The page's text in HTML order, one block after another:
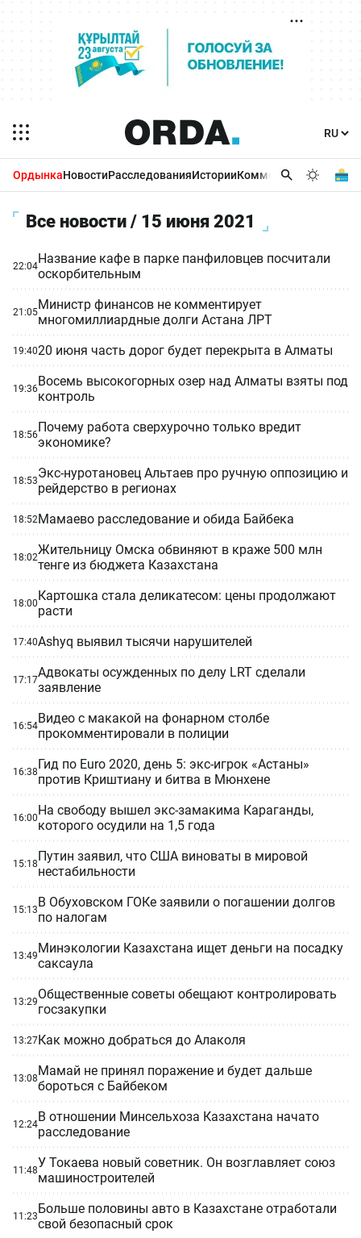
ОрдынкаНовостиРасследованияИсторииКомментарииБизнес
Все новости / 15 июня 2021
22:04Название кафе в парке панфиловцев посчитали
оскорбительным
21:05Министр финансов не комментирует
многомиллиардные долги Астана ЛРТ
19:4020 июня часть дорог будет перекрыта в Алматы
19:36Восемь высокогорных озер над Алматы взяты под
контроль
18:56Почему работа сверхурочно только вредит
экономике?
18:53Экс-нуротановец Альтаев про ручную оппозицию и
рейдерство в регионах
18:52Мамаево расследование и обида Байбека
18:02Жительницу Омска обвиняют в краже 500 млн
тенге из бюджета Казахстана
18:00Картошка стала деликатесом: цены продолжают
расти
17:40Ashyq выявил тысячи нарушителей
17:17Адвокаты осужденных по делу LRT сделали
заявление
16:54Видео с макакой на фонарном столбе
прокомментировали в полиции
16:38Гид по Euro 2020, день 5: экс-игрок «Астаны»
против Криштиану и битва в Мюнхене
16:00На свободу вышел экс-замакима Караганды,
которого осудили на 1,5 года
15:18Путин заявил, что США виноваты в мировой
нестабильности
15:13В Обуховском ГОКе заявили о погашении долгов
по налогам
13:49Минэкологии Казахстана ищет деньги на посадку
саксаула
13:29Общественные советы обещают контролировать
госзакупки
13:27Как можно добраться до Алаколя
13:08Мамай не принял поражение и будет дальше
бороться с Байбеком
12:24В отношении Минсельхоза Казахстана начато
расследование
11:48У Токаева новый советник. Он возглавляет союз
машиностроителей
11:23Больше половины авто в Казахстане отработали
свой безопасный срок